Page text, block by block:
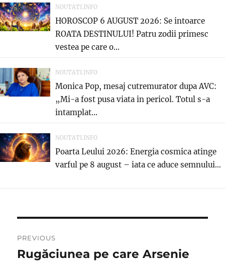
NOUTATI.INFO
HOROSCOP 6 AUGUST 2026: Se intoarce
ROATA DESTINULUI! Patru zodii primesc
vestea pe care o...
NOUTATI.INFO
Monica Pop, mesaj cutremurator dupa AVC:
„Mi-a fost pusa viata in pericol. Totul s-a
intamplat...
NOUTATI.INFO
Poarta Leului 2026: Energia cosmica atinge
varful pe 8 august – iata ce aduce semnului...
în
PREVIOUS
Previous
Rugăciunea pe care Arsenie